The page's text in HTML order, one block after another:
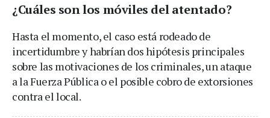
¿Cuáles son los móviles del atentado?
Hasta el momento, el caso está rodeado de
incertidumbre y habrían dos hipótesis principales
sobre las motivaciones de los criminales, un ataque
a la Fuerza Pública o el posible cobro de extorsiones
contra el local.